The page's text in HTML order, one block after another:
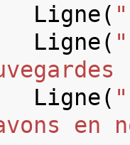
Ligne(
Ligne(
Ligne(
en